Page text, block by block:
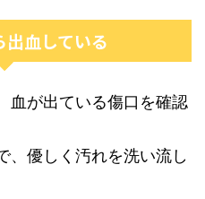
出血している
血が出ている傷口を確認
、優しく汚れを洗い流し